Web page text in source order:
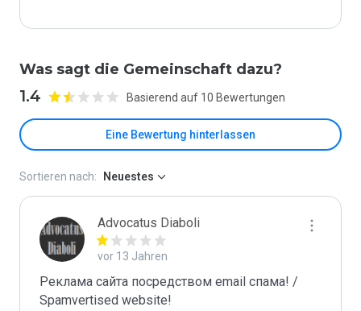
Was sagt die Gemeinschaft dazu?
1.4 Basierend auf 10 Bewertungen
Eine Bewertung hinterlassen
Sortieren nach: Neuestes
Advocatus Diaboli
vor 13 Jahren
Реклама сайта посредством email спама! /
Spamvertised website!